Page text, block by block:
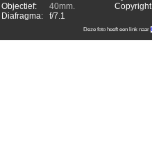
Objectief:
Diafragma:
40mm.
f/7.1
Deze foto heeft een link naar